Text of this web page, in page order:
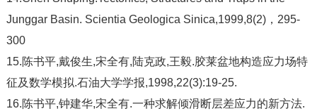
Junggar Basin. Scientia Geologica Sinica,1999,8(2)，295-
300
15.陈书平,戴俊生,宋全有,陆克政,王毅.胶莱盆地构造应力场特
征及数学模拟.石油大学学报,1998,22(3):19-25.
16.陈书平,钟建华,宋全有.一种求解倾滑断层差应力的新方法.